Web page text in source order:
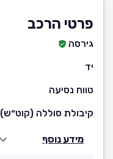
פרטי הרכב
גירסה
יד
טווח נסיעה
קיבולת סוללה (קוט״ש)
מידע נוסף